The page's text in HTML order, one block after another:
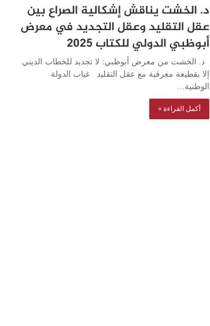
د. الخشت يناقش إشكالية الصراع بين
عقل التقليد وعقل التجديد في معرض
أبوظبي الدولي للكتاب 2025
د. الخشت من معرض أبوظبي: لا تجديد للخطاب الديني
إلا بقطيعة معرفية مع عقل التقليد غياب الدولة
الوطنية…
أكمل القراءة »